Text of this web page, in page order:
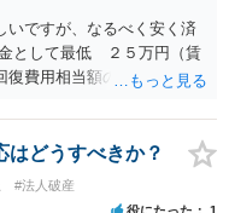
いですが、なるべく安く済
として最低 ２５万円（賃
費用相当額の上乗せ） 弁
はどうすべきか？
#法人破産
役にたった 1